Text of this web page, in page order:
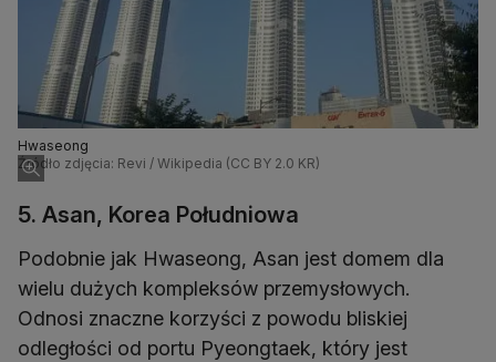
Hwaseong
Źródło zdjęcia: Revi / Wikipedia (CC BY 2.0 KR)
5. Asan, Korea Południowa
Podobnie jak Hwaseong, Asan jest domem dla
wielu dużych kompleksów przemysłowych.
Odnosi znaczne korzyści z powodu bliskiej
odległości od portu Pyeongtaek, który jest